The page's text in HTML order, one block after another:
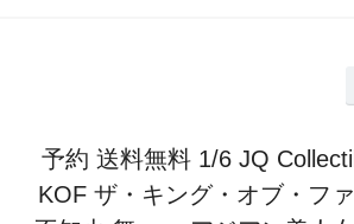
予約 送料無料 1/6 JQ
KOF ザ・キング・オブ・フ